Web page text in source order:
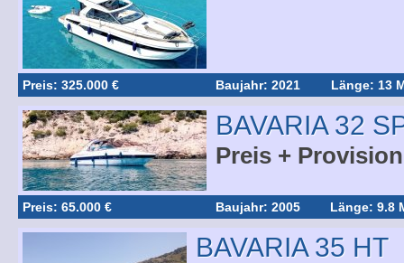
Preis: 325.000 € Baujahr: 2021 Länge: 13
BAVARIA 32
Preis +
Preis: 65.000 € Baujahr: 2005 Länge: 9.8
BAVARIA 35 HT